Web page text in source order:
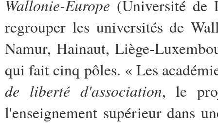
Wallonie-Europe (Université de
regrouper les universités de
Namur, Hainaut, Liège-
qui fait cinq pôles. « Les
de liberté d'association, le
l'enseignement supérieur dans